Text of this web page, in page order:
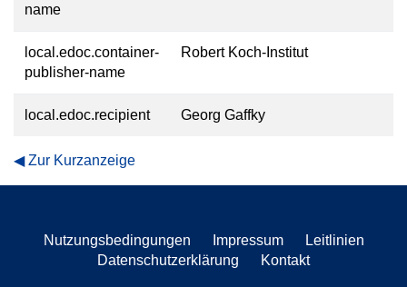
name
local.edoc.container-
publisher-name
Robert Koch-Institut
local.edoc.recipient Georg Gaffky
Zur Kurzanzeige
Nutzungsbedingungen Impressum
Leitlinien
Datenschutzerklärung
Kontakt